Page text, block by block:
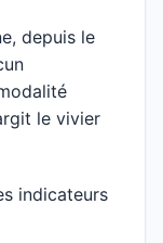
depuis le
le vivier
indicateurs